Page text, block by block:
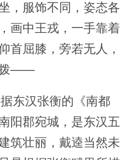
，服饰不同，姿态各
画中王戎，一手靠着
首屈膝，旁若无人，
拨——
东汉张衡的《南都
阳郡宛城，是东汉五
筑壮丽，戴逵当然未